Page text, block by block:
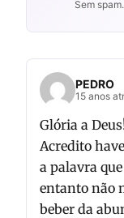
Sem
PEDRO
15 anos
Glória a
Acredito
a palavra
entanto não
beber da